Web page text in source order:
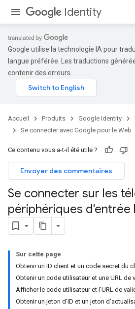
Identity
Google utilise la technologie IA pour
langue préférée. Les traductions
contenir des erreurs.
Accueil Produits Google Identity
Se connecter avec Google pour le Web
Ce contenu vous a-t-il été utile ?
Envoyer des commentaires
Se connecter sur les
périphériques d'entrée
Sur cette page
Obtenir un ID client et un code secret du
Obtenir un code utilisateur et une URL de
Afficher le code utilisateur et l'URL de
Obtenir un jeton d'ID et un jeton